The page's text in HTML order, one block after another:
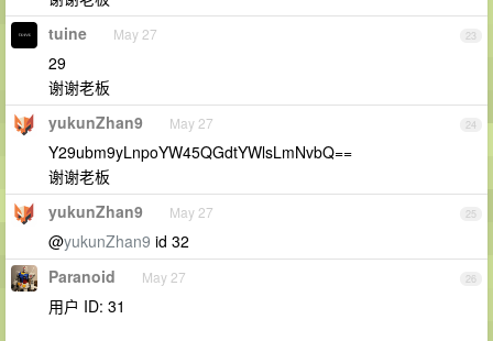
23
tuine May 27
29
谢谢老板
24
yukunZhan9 May 27
Y29ubm9yLnpoYW45QGdtYWlsLmNvbQ==
谢谢老板
25
yukunZhan9 May 27
@yukunZhan9 id 32
26
Paranoid May 27
用户 ID: 31